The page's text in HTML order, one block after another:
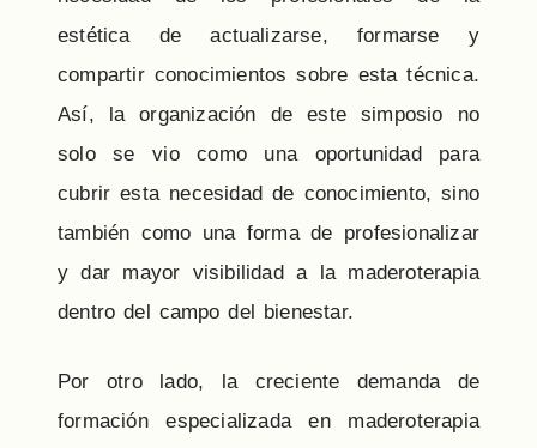
estética de actualizarse, formarse y
compartir conocimientos sobre esta técnica.
Así, la organización de este simposio no
solo se vio como una oportunidad para
cubrir esta necesidad de conocimiento, sino
también como una forma de profesionalizar
y dar mayor visibilidad a la maderoterapia
dentro del campo del bienestar.
Por otro lado, la creciente demanda de
formación especializada en maderoterapia